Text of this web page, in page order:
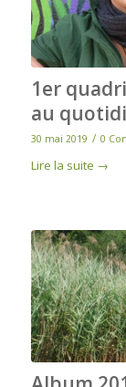
1er
au
30 mai 2019 / 0
Lire la suite →